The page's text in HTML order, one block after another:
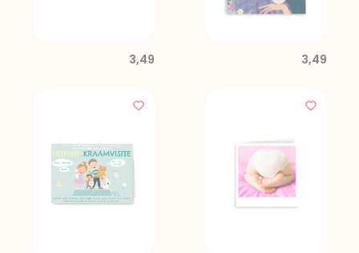
3,49 3,49